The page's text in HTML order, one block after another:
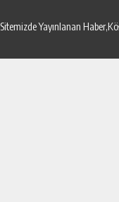
Sitemizde Yayınlanan